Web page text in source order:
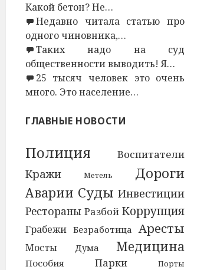
Какой бетон? Не…
Недавно читала статью про
одного чиновника,…
Таких надо на суд
общественности выводить! Я…
25 тысяч человек это очень
много. Это население…
ГЛАВНЫЕ НОВОСТИ
Полиция Воспитатели
Кражи Метель Дороги
Аварии Суды Инвестиции
Рестораны Разбой Коррупция
Грабежи Безработица Аресты
Мосты Дума Медицина
Пособия Парки Порты